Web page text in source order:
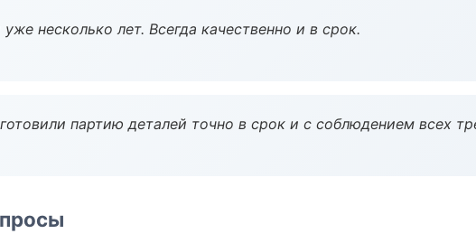
несколько лет. Всегда качественно и в срок.
партию деталей точно в срок и с соблюдением всех